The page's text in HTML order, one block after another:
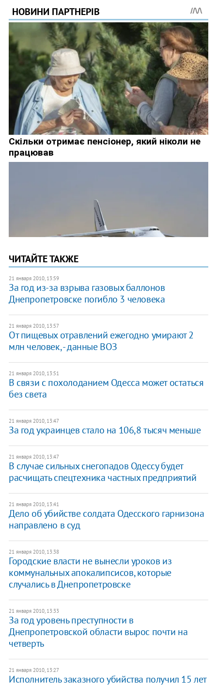
ЧИТАЙТЕ ТАКЖЕ
21 января 2010, 13:59
За год из-за взрыва газовых баллонов
Днепропетровске погибло 3 человека
21 января 2010, 13:57
От пищевых отравлений ежегодно умирают 2
млн человек, - данные ВОЗ
21 января 2010, 13:51
В связи с похолоданием Одесса может остаться
без света
21 января 2010, 13:47
За год украинцев стало на 106,8 тысяч меньше
21 января 2010, 13:47
В случае сильных снегопадов Одессу будет
расчищать спецтехника частных предприятий
21 января 2010, 13:41
Дело об убийстве солдата Одесского гарнизона
направлено в суд
21 января 2010, 13:38
Городские власти не вынесли уроков из
коммунальных апокалипсисов, которые
случались в Днепропетровске
21 января 2010, 13:33
За год уровень преступности в
Днепропетровской области вырос почти на
четверть
21 января 2010, 13:27
Исполнитель заказного убийства получил 15 лет